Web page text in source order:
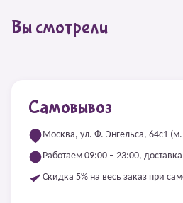
Вы смотрели
Самовывоз
Москва, ул. Ф. Энгельса, 64с1
Работаем 09:00 – 23:00, доставка
Скидка 5% на весь заказ при